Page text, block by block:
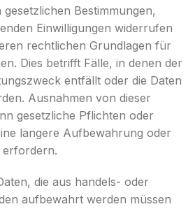
Bestimmungen,
Einwilligungen widerrufen
rechtlichen Grundlagen für
Dies betrifft Fälle, in denen der
entfällt oder die Daten
Ausnahmen von dieser
gesetzliche Pflichten oder
längere Aufbewahrung oder
erfordern.
die aus handels- oder
aufbewahrt werden müssen